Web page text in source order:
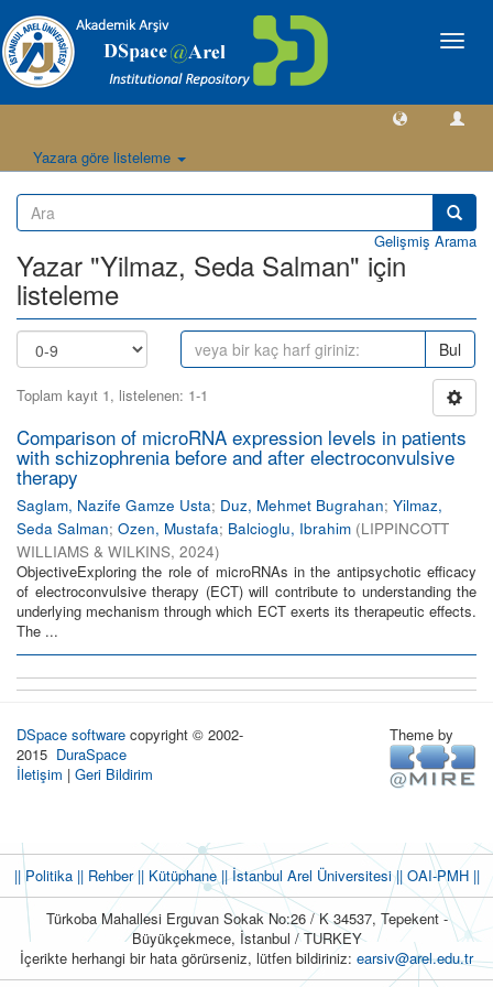
Geçiş
Yazara göre listeleme
Gelişmiş Arama
Yazar "Yilmaz, Seda Salman" için
listeleme
Bul
Toplam kayıt 1, listelenen: 1-1
Comparison of microRNA expression levels in patients
with schizophrenia before and after electroconvulsive
therapy
Saglam, Nazife Gamze Usta; Duz, Mehmet Bugrahan; Yilmaz,
Seda Salman; Ozen, Mustafa; Balcioglu, Ibrahim (LIPPINCOTT
WILLIAMS & WILKINS, 2024)
ObjectiveExploring the role of microRNAs in the antipsychotic efficacy
of electroconvulsive therapy (ECT) will contribute to understanding the
underlying mechanism through which ECT exerts its therapeutic effects.
The ...
DSpace software copyright © 2002-
2015 DuraSpace
İletişim | Geri Bildirim
Theme by
|| Politika|| Rehber|| Kütüphane|| İstanbul Arel Üniversitesi ||OAI-PMH ||
Türkoba Mahallesi Erguvan Sokak No:26 / K 34537, Tepekent -
Büyükçekmece, İstanbul / TURKEY
İçerikte herhangi bir hata görürseniz, lütfen bildiriniz: earsiv@arel.edu.tr